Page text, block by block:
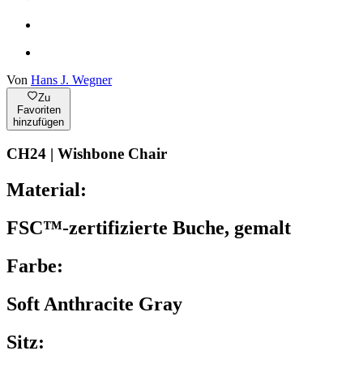
Von Hans J. Wegner
Zu
Favoriten
hinzufügen
CH24 | Wishbone Chair
Material:
FSC™-zertifizierte Buche, gemalt
Farbe:
Soft Anthracite Gray
Sitz: